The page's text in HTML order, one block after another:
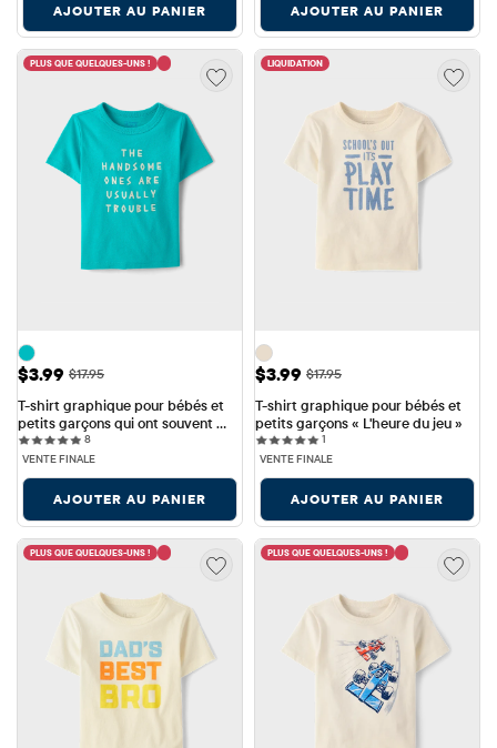
AJOUTER AU PANIER AJOUTER AU PANIER
PLUS QUE QUELQUES-UNS !
Prix ​​de vente: $3.99
$3.99 Prix ​​d'origine: $17.95
$17.95
T-shirt graphique pour bébés et
petits garçons qui ont souvent
des problèmes
88 reviews
VENTE FINALE
AJOUTER AU PANIER
LIQUIDATION
Prix ​​de vente: $3.99
$3.99 Prix ​​d'origine: $17.95
$17.95
T-shirt graphique pour bébés et
petits garçons « L'heure du jeu »
1
VENTE FINALE
AJOUTER AU PANIER
PLUS QUE QUELQUES-UNS ! PLUS QUE QUELQUES-UNS !